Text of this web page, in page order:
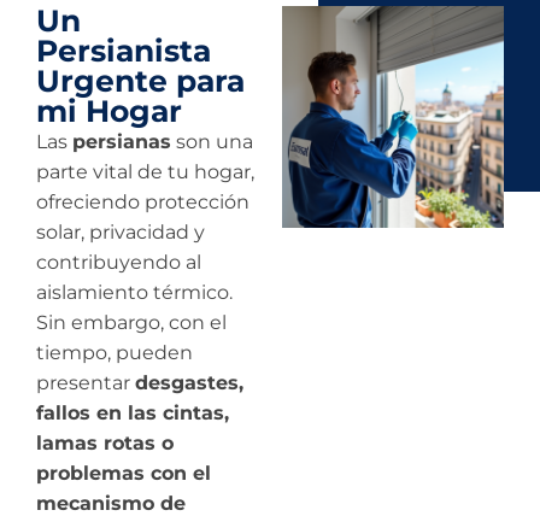
Un
Persianista
Urgente para
mi Hogar
Las persianas son una
parte vital de tu hogar,
ofreciendo protección
solar, privacidad y
contribuyendo al
aislamiento térmico.
Sin embargo, con el
tiempo, pueden
presentar desgastes,
fallos en las cintas,
lamas rotas o
problemas con el
mecanismo de